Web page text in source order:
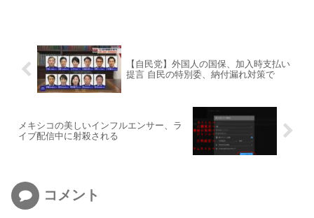
【自民党】外国人の国保、加入時支払い
提言 自民の特別委、納付漏れ対策で
メキシコの美しいインフルエンサー、ラ
イブ配信中に射殺される
コメント